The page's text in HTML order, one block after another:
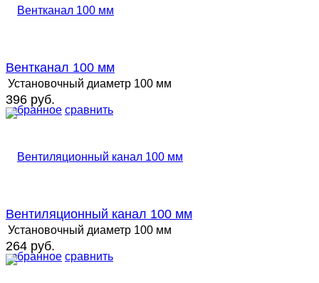
избранное сравнить
Вентканал 100 мм
Установочный диаметр 100 мм
396 руб.
избранное сравнить
Вентиляционный канал 100 мм
Установочный диаметр 100 мм
264 руб.